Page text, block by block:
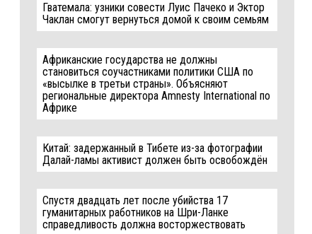
Гватемала: узники совести Луис Пачеко и Эктор
Чаклан смогут вернуться домой к своим семьям
Африканские государства не должны
становиться соучастниками политики США по
«высылке в третьи страны». Объясняют
региональные директора Amnesty International по
Африке
Китай: задержанный в Тибете из-за фотографии
Далай-ламы активист должен быть освобождён
Спустя двадцать лет после убийства 17
гуманитарных работников на Шри-Ланке
справедливость должна восторжествовать